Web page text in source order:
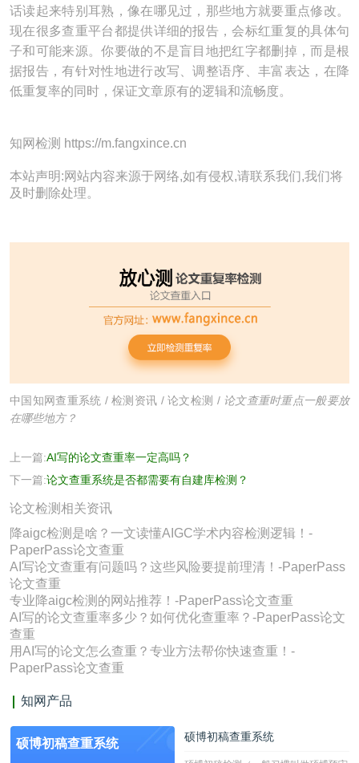
话读起来特别耳熟，像在哪见过，那些地方就要重点修改。
现在很多查重平台都提供详细的报告，会标红重复的具体句
子和可能来源。你要做的不是盲目地把红字都删掉，而是根
据报告，有针对性地进行改写、调整语序、丰富表达，在降
低重复率的同时，保证文章原有的逻辑和流畅度。
知网检测 https://m.fangxince.cn
本站声明:网站内容来源于网络,如有侵权,请联系我们,我们将
及时删除处理。
中国知网查重系统 /检测资讯 / 论文检测 / 论文查重时重点一般要放
在哪些地方？
上一篇:AI写的论文查重率一定高吗？
下一篇:论文查重系统是否都需要有自建库检测？
论文检测相关资讯
降aigc检测是啥？一文读懂AIGC学术内容检测逻辑！-
PaperPass论文查重
AI写论文查重有问题吗？这些风险要提前理清！-PaperPass
论文查重
专业降aigc检测的网站推荐！-PaperPass论文查重
AI写的论文查重率多少？如何优化查重率？-PaperPass论文
查重
用AI写的论文怎么查重？专业方法帮你快速查重！-
PaperPass论文查重
知网产品
硕博初稿查重系统 硕博初稿查重系统